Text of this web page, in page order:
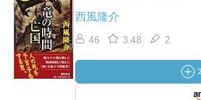
西風隆介
46 3.48 2